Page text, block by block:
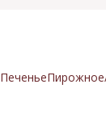
Печенье